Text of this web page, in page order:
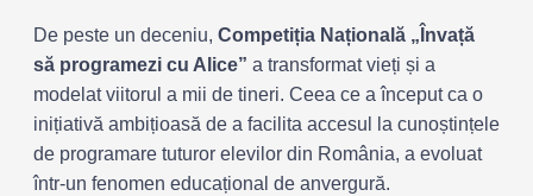
De peste un deceniu, Competiția Națională „Învață
să programezi cu Alice” a transformat vieți și a
modelat viitorul a mii de tineri. Ceea ce a început ca o
inițiativă ambițioasă de a facilita accesul la cunoștințele
de programare tuturor elevilor din România, a evoluat
într-un fenomen educațional de anvergură.